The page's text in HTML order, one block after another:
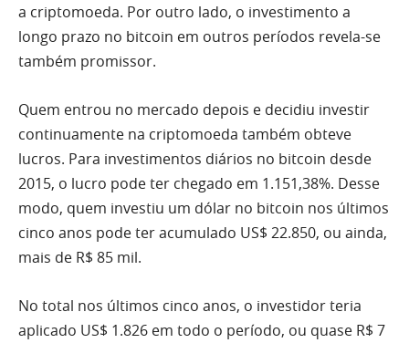
a criptomoeda. Por outro lado, o investimento a
longo prazo no bitcoin em outros períodos revela-se
também promissor.
Quem entrou no mercado depois e decidiu investir
continuamente na criptomoeda também obteve
lucros. Para investimentos diários no bitcoin desde
2015, o lucro pode ter chegado em 1.151,38%. Desse
modo, quem investiu um dólar no bitcoin nos últimos
cinco anos pode ter acumulado US$ 22.850, ou ainda,
mais de R$ 85 mil.
No total nos últimos cinco anos, o investidor teria
aplicado US$ 1.826 em todo o período, ou quase R$ 7